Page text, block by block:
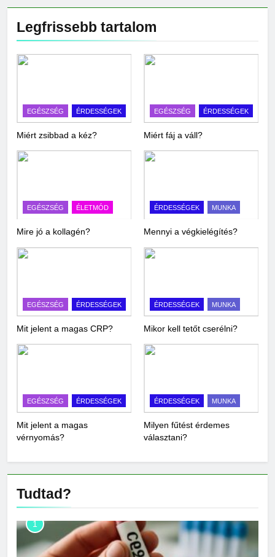
Legfrissebb tartalom
EGÉSZSÉG ÉRDESSÉGEK
Miért zsibbad a kéz?
EGÉSZSÉG ÉRDESSÉGEK
Miért fáj a váll?
EGÉSZSÉG ÉLETMÓD
Mire jó a kollagén?
ÉRDESSÉGEK MUNKA
Mennyi a végkielégítés?
EGÉSZSÉG ÉRDESSÉGEK
Mit jelent a magas CRP?
ÉRDESSÉGEK MUNKA
Mikor kell tetőt cserélni?
EGÉSZSÉG ÉRDESSÉGEK
Mit jelent a magas
vérnyomás?
ÉRDESSÉGEK MUNKA
Milyen fűtést érdemes
választani?
Tudtad?
1